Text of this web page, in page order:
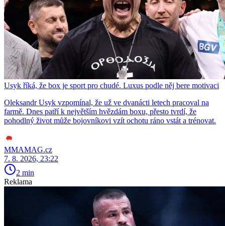
Usyk říká, že box je sport pro chudé. Luxus podle něj bere motivaci
Oleksandr Usyk vzpomínal, že už ve dvanácti letech pracoval na
farmě. Dnes patří k největším hvězdám boxu, přesto tvrdí, že
pohodlný život může bojovníkovi vzít ochotu ráno vstát a trénovat.
MMAMAG.cz
7. 8. 2026, 23:22
2 min
Reklama